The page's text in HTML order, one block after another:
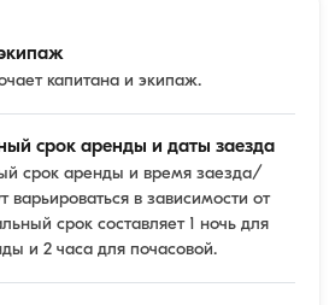
капитана и экипаж.
срок аренды и даты заезда
срок аренды и время заезда/
варьироваться в зависимости от
срок составляет 1 ночь для
и 2 часа для почасовой.